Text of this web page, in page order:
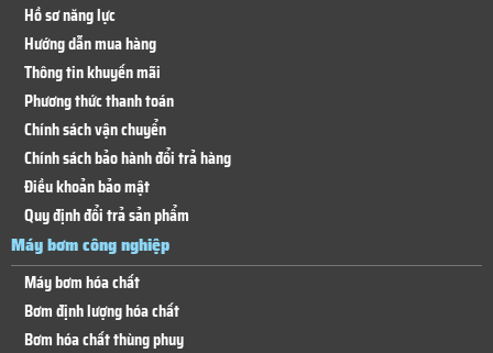
Hồ sơ năng lực
Hướng dẫn mua hàng
Thông tin khuyến mãi
Phương thức thanh toán
Chính sách vận chuyển
Chính sách bảo hành đổi trả hàng
Điều khoản bảo mật
Quy định đổi trả sản phẩm
Máy bơm công nghiệp
Máy bơm hóa chất
Bơm định lượng hóa chất
Bơm hóa chất thùng phuy